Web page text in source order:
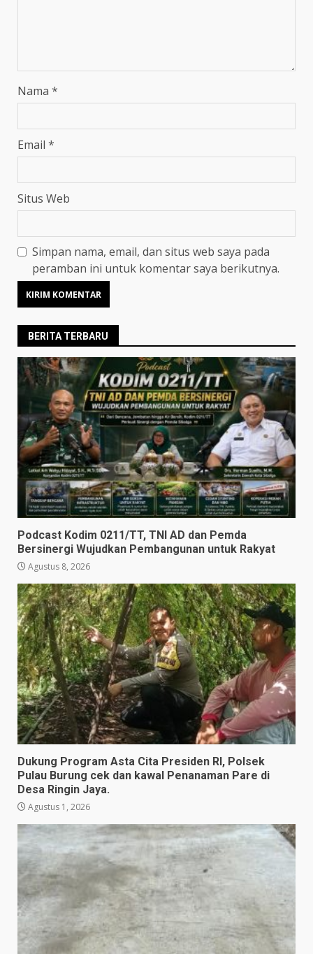
Nama *
Email *
Situs Web
Simpan nama, email, dan situs web saya pada
peramban ini untuk komentar saya berikutnya.
BERITA TERBARU
Podcast Kodim 0211/TT, TNI AD dan Pemda
Bersinergi Wujudkan Pembangunan untuk Rakyat
Agustus 8, 2026
Dukung Program Asta Cita Presiden RI, Polsek
Pulau Burung cek dan kawal Penanaman Pare di
Desa Ringin Jaya.
Agustus 1, 2026